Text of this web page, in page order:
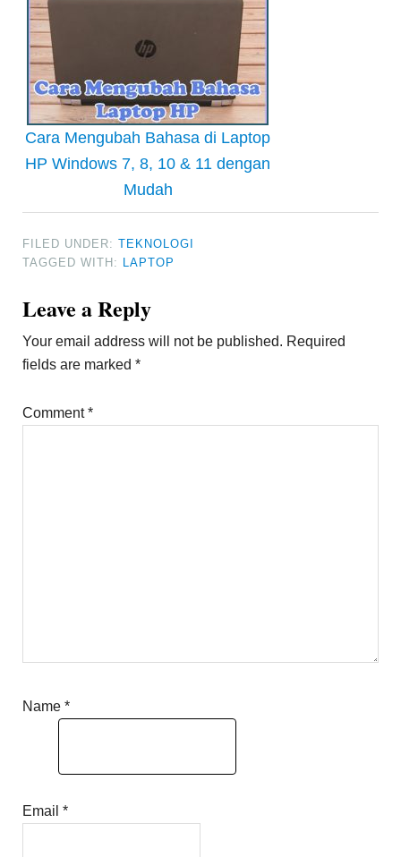
Cara Mengubah Bahasa di Laptop
HP Windows 7, 8, 10 & 11 dengan
Mudah
FILED UNDER:TEKNOLOGI
TAGGED WITH: LAPTOP
Reader
Interactions
Leave a Reply
Your email address will not be published. Required
fields are marked*
Comment*
Name*
Email*